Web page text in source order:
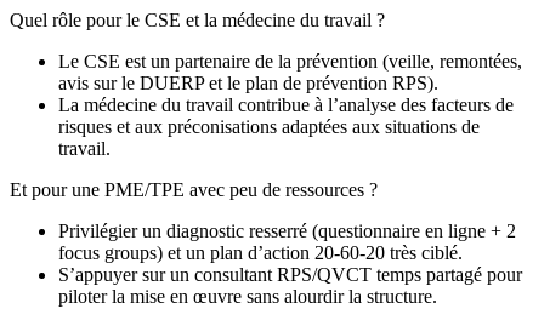
Quel rôle pour le CSE et la médecine du travail ?
Le CSE est un partenaire de la prévention (veille, remontées,
avis sur le DUERP et le plan de prévention RPS).
La médecine du travail contribue à l’analyse des facteurs de
risques et aux préconisations adaptées aux situations de
travail.
Et pour une PME/TPE avec peu de ressources ?
Privilégier un diagnostic resserré (questionnaire en ligne + 2
focus groups) et un plan d’action 20‑60‑20 très ciblé.
S’appuyer sur un consultant RPS/QVCT temps partagé pour
piloter la mise en œuvre sans alourdir la structure.